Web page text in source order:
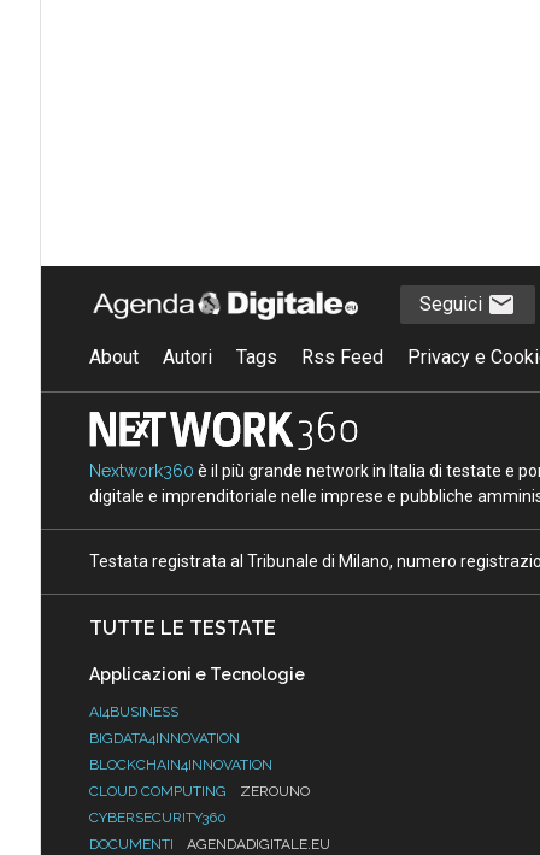
Seguici
About Autori Tags Rss Feed Privacy e
Nextwork360 è il più grande network in Italia di testate e
digitale e imprenditoriale nelle imprese e pubbliche
Testata registrata al Tribunale di Milano, numero
TUTTE LE TESTATE
Applicazioni e Tecnologie
AI4BUSINESS
BIGDATA4INNOVATION
BLOCKCHAIN4INNOVATION
CLOUD COMPUTING
ZEROUNO
CYBERSECURITY360
DOCUMENTI
AGENDADIGITALE.EU